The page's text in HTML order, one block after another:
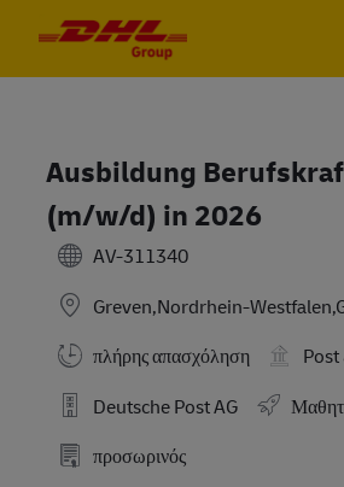
Ausbildung
(m/w/d) in 2026
AV-311340
Greven,Nordrhein-
πλήρης απασχόληση
Deutsche Post AG
προσωρινός